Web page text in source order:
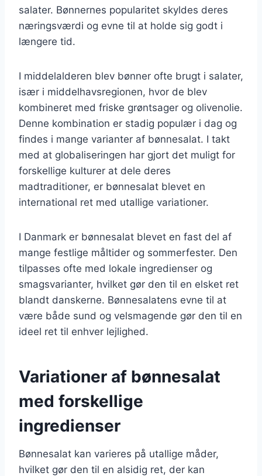
salater. Bønnernes popularitet skyldes deres
næringsværdi og evne til at holde sig godt i
længere tid.
I middelalderen blev bønner ofte brugt i salater,
især i middelhavsregionen, hvor de blev
kombineret med friske grøntsager og olivenolie.
Denne kombination er stadig populær i dag og
findes i mange varianter af bønnesalat. I takt
med at globaliseringen har gjort det muligt for
forskellige kulturer at dele deres
madtraditioner, er bønnesalat blevet en
international ret med utallige variationer.
I Danmark er bønnesalat blevet en fast del af
mange festlige måltider og sommerfester. Den
tilpasses ofte med lokale ingredienser og
smagsvarianter, hvilket gør den til en elsket ret
blandt danskerne. Bønnesalatens evne til at
være både sund og velsmagende gør den til en
ideel ret til enhver lejlighed.
Variationer af bønnesalat
med forskellige
ingredienser
Bønnesalat kan varieres på utallige måder,
hvilket gør den til en alsidig ret, der kan